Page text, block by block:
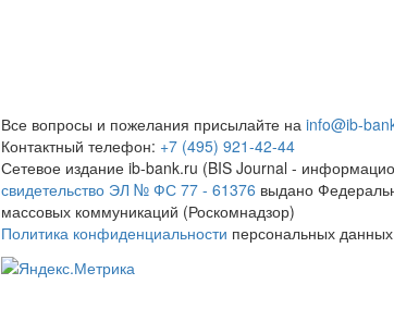
Все вопросы и пожелания присылайте на info@ib-
Контактный телефон: +7 (495) 921-42-44
Сетевое издание ib-bank.ru (BIS Journal -
свидетельство ЭЛ № ФС 77 - 61376 выдано
массовых коммуникаций (Роскомнадзор)
Политика конфиденциальности персональных